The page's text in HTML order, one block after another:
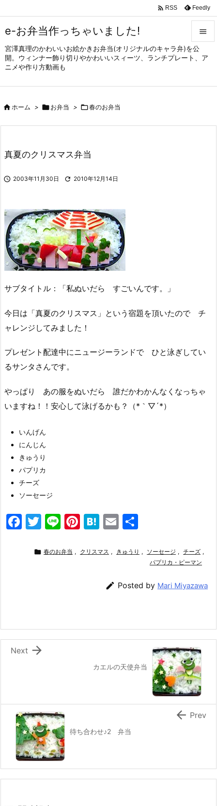
e-お弁当作っちゃいました!
宮澤真理のかわいいお絵かきお弁当(オリジナルのキャラ弁)を公
開。ウィンナー飾り切りやかわいいスィーツ、ランチプレート、ア
ニメや作り方動画も


メニュ
サイド

 RSS Feedly
ホーム > お弁当 > 春のお弁当
真夏のクリスマス弁当
 2003年11月30日  2010年12月14日
サブタイトル：「私ぬいだら すごいんです。」
今日は「真夏のクリスマス」という宿題を頂いたので チ
ャレンジしてみました！
プレゼント配達中にニュージーランドで ひと泳ぎしてい
るサンタさんです。
やっぱり あの服をぬいだら 誰だかわかんなくなっちゃ
いますね！！安心して泳げるかも？（*｀▽´*）
いんげん
にんじん
きゅうり
パプリカ
チーズ
ソーセージ
F
k
T
itt
Li
e
Pi
er
H
e
a
E
ai
 春のお弁当 , クリスマス , きゅうり , ソーセージ , チーズ ,
パプリカ・ピーマン
 Posted by Mari Miyazawa
カエルの天使弁当

Next
待ち合わせ♪2 弁当
 Prev